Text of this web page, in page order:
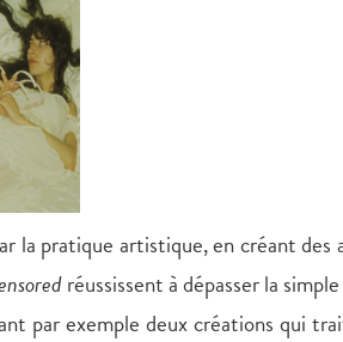
la pratique artistique, en créant des
réussissent à dépasser la
par exemple deux créations qui